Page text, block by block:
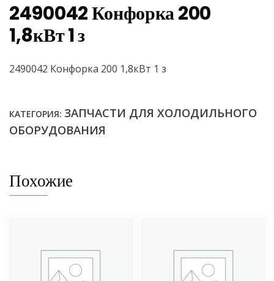
2490042 Конфорка 200
1,8кВт 1 з
2490042 Конфорка 200 1,8кВт 1 з
КАТЕГОРИЯ: ЗАПЧАСТИ ДЛЯ ХОЛОДИЛЬНОГО
ОБОРУДОВАНИЯ
Похожие